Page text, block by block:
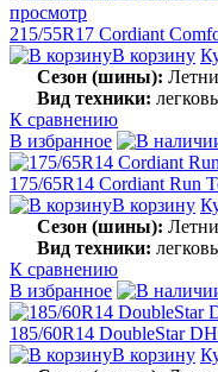
просмотр
215/55R17 Cordiant
В корзину
Сезон (шины):
Вид техники:
К сравнению
В избранное
175/65R14 Cordiant Run
В корзину
Сезон (шины):
Вид техники:
К сравнению
В избранное
185/60R14 DoubleStar
В корзину